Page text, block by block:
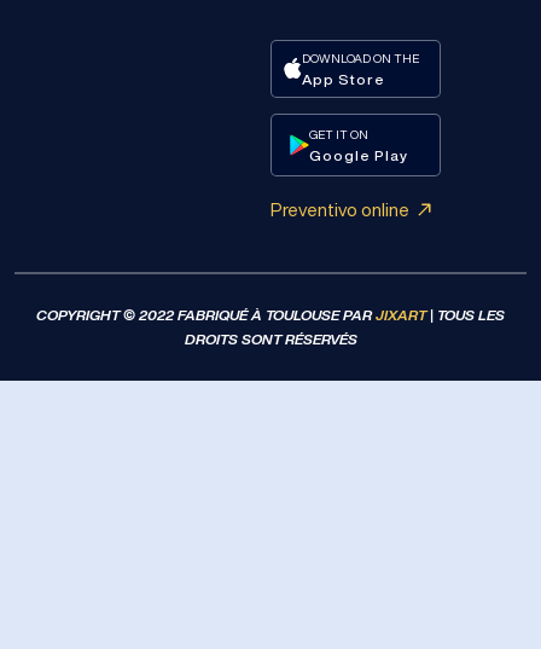
DOWNLOAD ON THE
App Store
GET IT ON
Google Play
Preventivo online
COPYRIGHT © 2022 FABRIQUÉ À TOULOUSE PARJIXART| TOUS LES
DROITS SONT RÉSERVÉS